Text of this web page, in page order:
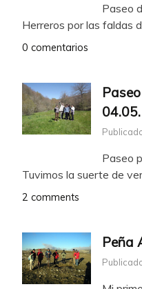
Paseo
Herreros por las faldas
0 comentarios
Paseo
Tuvimos la suerte de
2 comments
Peña